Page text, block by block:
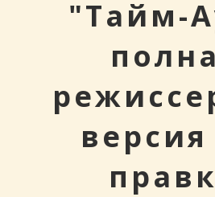
"Тайм-
версия